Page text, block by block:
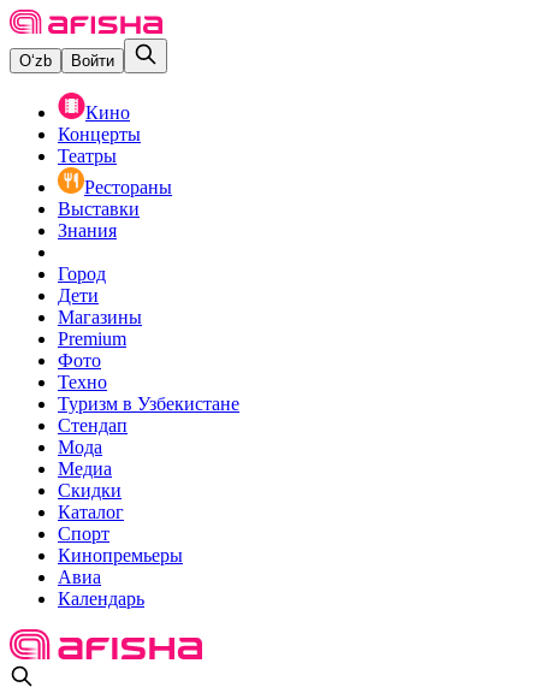
O‘zb Войти
Кино
Концерты
Театры
Рестораны
Выставки
Знания
Город
Дети
Магазины
Premium
Фото
Техно
Туризм в Узбекистане
Стендап
Мода
Медиа
Скидки
Каталог
Спорт
Кинопремьеры
Авиа
Календарь